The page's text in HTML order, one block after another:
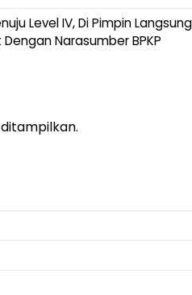
Level IV, Di Pimpin Langsung
Narasumber BPKP